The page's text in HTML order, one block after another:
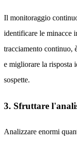
Il monitoraggio
identificare le minacce
tracciamento continuo,
e migliorare la risposta
sospette.
3. Sfruttare
Analizzare enormi